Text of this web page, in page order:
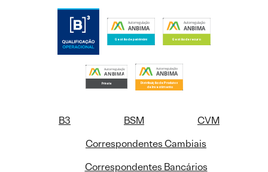
B3 BSM
CVM
Correspondentes Cambiais
Correspondentes Bancários